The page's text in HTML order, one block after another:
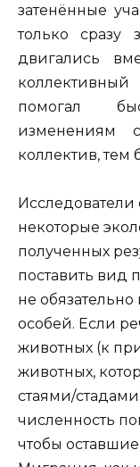
затенённые
только
двигались
помогал
коллектив, тем
некоторые
полученных
поставить вид
не
особей. Если
животных (к
животных,
стаями/
численность
чтобы